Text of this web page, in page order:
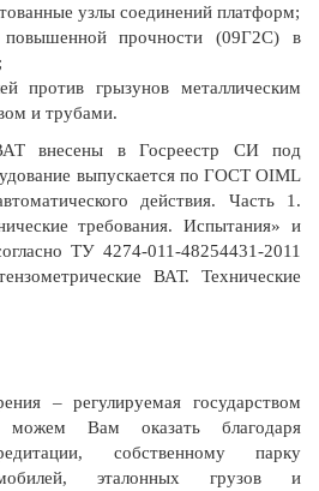
узлы соединений платформ;
повышенной прочности (09Г2С) в
против грызунов металлическим
и трубами.
внесены в Госреестр СИ под
выпускается по ГОСТ OIML
действия. Часть 1.
требования. Испытания» и
ТУ 4274-011-48254431-2011
ВАТ. Технические
– регулируемая государством
Вам оказать благодаря
собственному парку
эталонных грузов и